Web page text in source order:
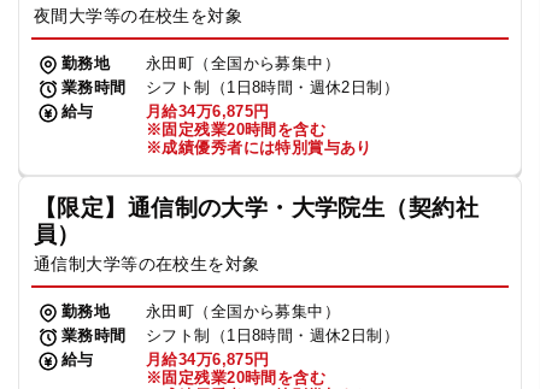
夜間大学等の在校生を対象
勤務地
永田町（全国から募集中）
業務時間
シフト制（1日8時間・週休2日制）
給与
月給34万6,875円
※固定残業20時間を含む
※成績優秀者には特別賞与あり
【限定】通信制の大学・大学院生（契約社
員）
通信制大学等の在校生を対象
勤務地
永田町（全国から募集中）
業務時間
シフト制（1日8時間・週休2日制）
給与
月給34万6,875円
※固定残業20時間を含む